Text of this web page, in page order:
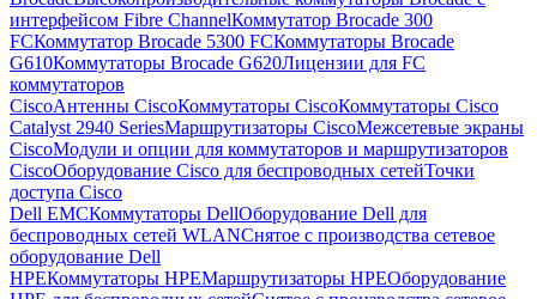
интерфейсом Fibre ChannelКоммутатор Brocade 300
FCКоммутатор Brocade 5300 FCКоммутаторы Brocade
G610Коммутаторы Brocade G620Лицензии для FC
коммутаторов
CiscoАнтенны CiscoКоммутаторы CiscoКоммутаторы Cisco
Catalyst 2940 SeriesМаршрутизаторы CiscoМежсетевые экраны
CiscoМодули и опции для коммутаторов и маршрутизаторов
CiscoОборудование Cisco для беспроводных сетейТочки
доступа Cisco
Dell EMCКоммутаторы DellОборудование Dell для
беспроводных сетей WLANСнятое с производства сетевое
оборудование Dell
HPEКоммутаторы HPEМаршрутизаторы HPEОборудование